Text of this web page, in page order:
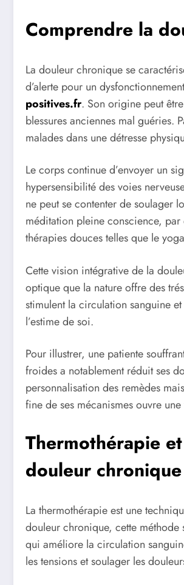
Comprendre la
La douleur chronique se
d’alerte pour un
positives.fr. Son origine peut
blessures anciennes mal guéries.
malades dans une détresse
Le corps continue d’envoyer un
hypersensibilité des voies
ne peut se contenter de soulager
méditation pleine conscience, par
thérapies douces telles que le
Cette vision intégrative de la
optique que la nature offre des
stimulent la circulation sanguine
l’estime de soi.
Pour illustrer, une patiente
froides a notablement réduit ses
personnalisation des remèdes
fine de ses mécanismes ouvre
Thermothérapie
douleur chronique
La thermothérapie est une
douleur chronique, cette méthode
qui améliore la circulation
les tensions et soulager les